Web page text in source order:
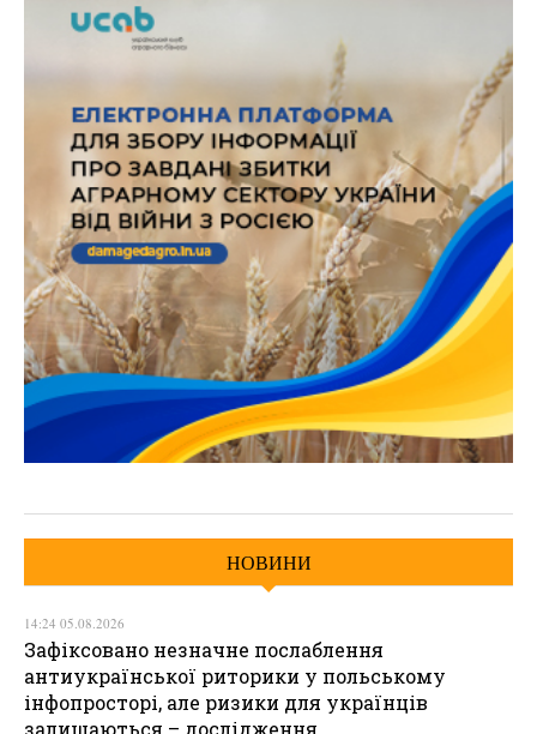
НОВИНИ
14:24 05.08.2026
Зафіксовано незначне послаблення
антиукраїнської риторики у польському
інфопросторі, але ризики для українців
залишаються – дослідження